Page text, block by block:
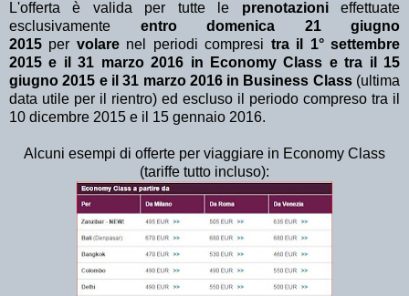
L'offerta è valida per tutte le prenotazionieffettuate
esclusivamente entro domenica 21 giugno
2015 per volare nel periodi compresi tra il 1° settembre
2015 e il 31 marzo 2016 in Economy Class e tra il 15
giugno 2015 e il 31 marzo 2016 in Business Class (ultima
data utile per il rientro) ed escluso il periodo compreso tra il
10 dicembre 2015 e il 15 gennaio 2016.
Alcuni esempi di offerte per viaggiare in Economy Class
(tariffe tutto incluso):